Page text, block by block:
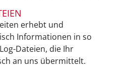
erhebt und
Informationen in so
Dateien, die Ihr
an uns übermittelt.